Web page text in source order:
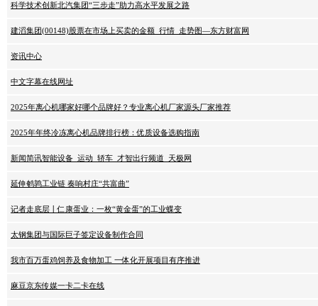
科学技术创新北汽集团“三步走”助力高水平发展之路
建滔集团(00148)股票在市场上买卖的金额_行情_走势图—东方财富网
资讯中心
中文字幕在线网址
2025年离心机哪家好哪个品牌好？专业离心机厂家源头厂家推荐
2025年年终冷冻离心机品牌排行榜：优质设备选购指南
新闻简讯智能设备_运动_轿车_才智出行频道_天极网
延伸鹌鹑工业链 奏响村庄“共富曲”
记者走底层丨仁康蛋业：一枚“黄金蛋”的工业蝶变
太钢集团与国际巨子签定设备制作合同
我市百万蛋鸡饲养及食物加工 一体化开展项目有序推进
麻豆京东传媒一卡二卡在线